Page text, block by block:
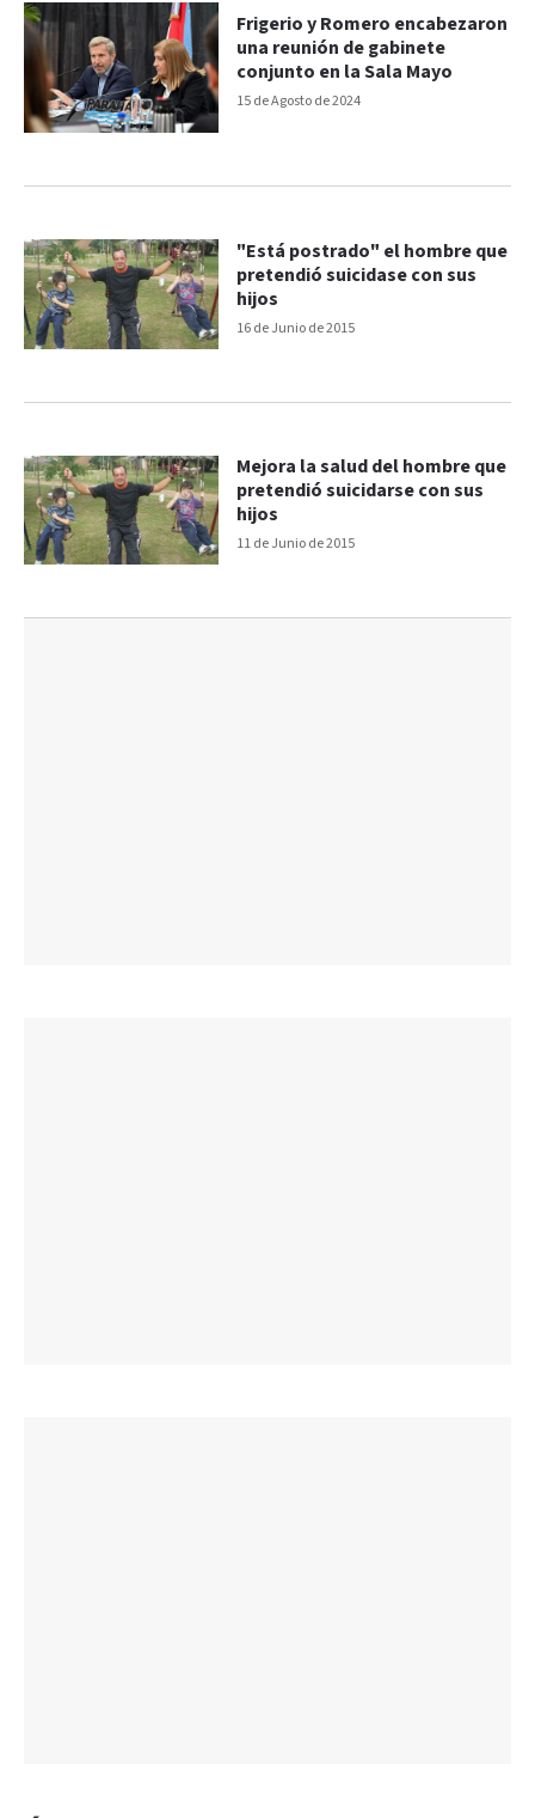
15 de Agosto de 2024
Frigerio y Romero encabezaron
una reunión de gabinete
conjunto en la Sala Mayo
16 de Junio de 2015
"Está postrado" el hombre que
pretendió suicidase con sus
hijos
11 de Junio de 2015
Mejora la salud del hombre que
pretendió suicidarse con sus
hijos